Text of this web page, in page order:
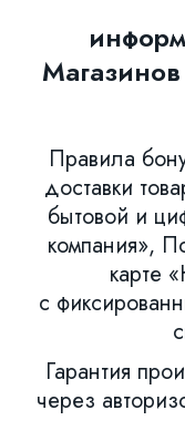
Правила
доставки
бытовой и
компания»,
карте
с
Гарантия
через